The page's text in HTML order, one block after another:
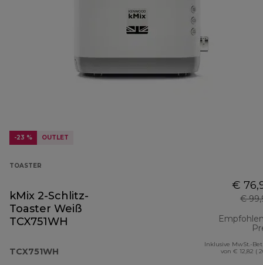
-23 % OUTLET
TOASTER
kMix 2-Schlitz-
Toaster Weiß
TCX751WH
TCX751WH
€
€
Inklusive MwSt.-
von € 12,82 (